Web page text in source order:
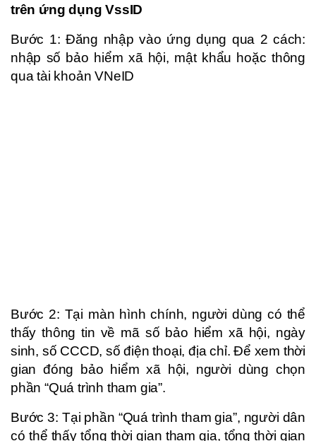
trên ứng dụng VssID
Bước 1: Đăng nhập vào ứng dụng qua 2 cách:
nhập số bảo hiểm xã hội, mật khẩu hoặc thông
qua tài khoản VNeID
Bước 2: Tại màn hình chính, người dùng có thể
thấy thông tin về mã số bảo hiểm xã hội, ngày
sinh, số CCCD, số điện thoại, địa chỉ. Để xem thời
gian đóng bảo hiểm xã hội, người dùng chọn
phần “Quá trình tham gia”.
Bước 3: Tại phần “Quá trình tham gia”, người dân
có thể thấy tổng thời gian tham gia, tổng thời gian